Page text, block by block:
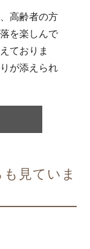
高齢者の方
を楽しんで
ておりま
が添えられ
見ていま